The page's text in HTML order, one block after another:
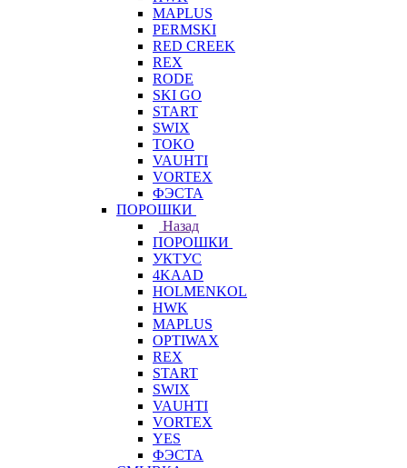
MAPLUS
PERMSKI
RED CREEK
REX
RODE
SKI GO
START
SWIX
TOKO
VAUHTI
VORTEX
ФЭСТА
ПОРОШКИ
Назад
ПОРОШКИ
УКТУС
4KAAD
HOLMENKOL
HWK
MAPLUS
OPTIWAX
REX
START
SWIX
VAUHTI
VORTEX
YES
ФЭСТА